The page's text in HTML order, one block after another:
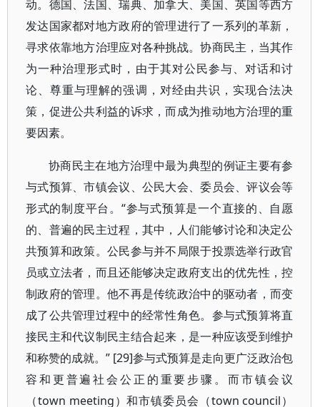
动。德国、法国、瑞典、加拿大、美国、英国等西方
发达国家都对地方政府的管理进行了一系列的革新，
寻求依靠地方治理应对各种挑战。协商民主，当其作
为一种治理形式时，由于其对公民参与、对话和讨
论、尊重与理解的强调，对经由共识，实现合法决
策，促进公共利益的诉求，而成为推动地方治理的重
要因素。
协商民主在地方治理中最为典型的例证主要有参
与式预算、市镇会议、公民大会、委员会、评议会等
形式的制度平台。“参与式预算是一个直接的、自愿
的、普遍的民主过程，其中，人们能够讨论和决定公
共预算和政策。公民参与并不局限于投票选举行政官
员或立法者，而且还能够决定政府支出的优先性，控
制政府的管理。他不再是传统政治中的驱动者，而变
成了公共管理过程中的经常性角色。参与式预算将直
接民主和代议制民主结合起来，是一种应该受到维护
和称赞的成就。” [29]参与式预算是走向更广泛政治包
容和更普遍社会公正的重要步骤。而市镇会议
（town meeting）和市镇委员会（town council）